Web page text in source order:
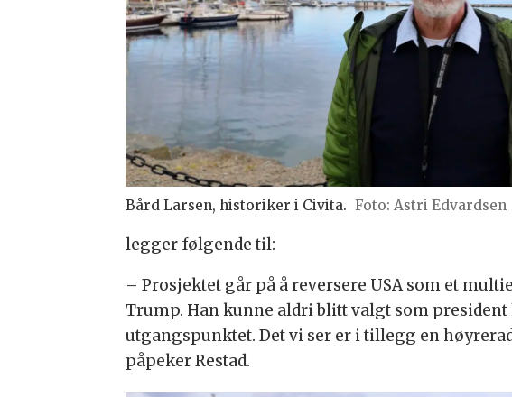
Bård Larsen, historiker i Civita. Astri Edvardsen
legger følgende til:
– Prosjektet går på å reversere USA som et
Trump. Han kunne aldri blitt valgt som
utgangspunktet. Det vi ser er i tillegg en
påpeker Restad.